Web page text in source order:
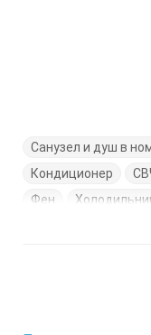
Санузел и душ в
Кондиционер
Фен